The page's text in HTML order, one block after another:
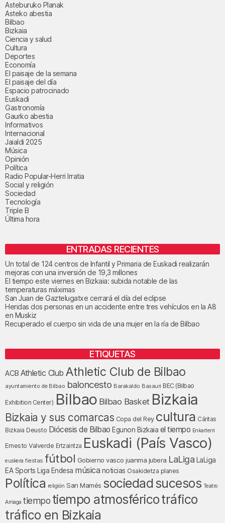
Asteburuko Planak
Asteko abestia
Bilbao
Bizkaia
Ciencia y salud
Cultura
Deportes
Economía
El paisaje de la semana
El paisaje del día
Espacio patrocinado
Euskadi
Gastronomía
Gaurko abestia
Informativos
Internacional
Jaialdi 2025
Música
Opinión
Política
Radio Popular-Herri Irratia
Social y religión
Sociedad
Tecnología
Triple B
Última hora
ENTRADAS RECIENTES
Un total de 124 centros de Infantil y Primaria de Euskadi realizarán
mejoras con una inversión de 19,3 millones
El tiempo este viernes en Bizkaia: subida notable de las
temperaturas máximas
San Juan de Gaztelugatxe cerrará el día del eclipse
Heridas dos personas en un accidente entre tres vehículos en la A8
en Muskiz
Recuperado el cuerpo sin vida de una mujer en la ría de Bilbao
ETIQUETAS
ACB Athletic Club Athletic Club de Bilbao
ayuntamiento de Bilbao baloncesto Barakaldo Basauri BEC (Bilbao
Exhibition Center) Bilbao Bilbao Basket Bizkaia
Bizkaia y sus comarcas Copa del Rey cultura Cáritas
Bizkaia Deusto Diócesis de Bilbao Egunon Bizkaia el tiempo Enkarterri
Ernesto Valverde Ertzaintza Euskadi (País Vasco)
euskera fiestas fútbol Gobierno vasco juanma jubera LaLiga LaLiga
EA Sports
Liga Endesa música noticias Osakidetza planes
Política religión San Mamés sociedad sucesos Teatro
Arriaga tiempo tiempo atmosféricotráfico
tráfico en Bizkaia